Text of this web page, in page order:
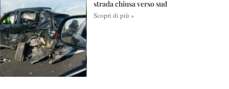
strada chiusa verso sud
Scopri di più »